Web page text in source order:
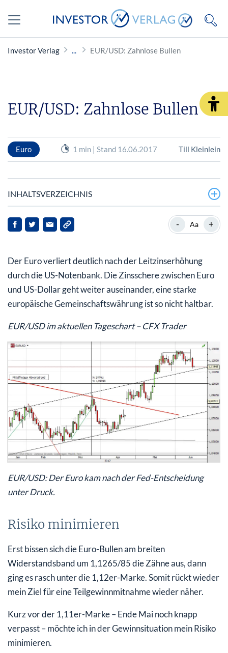
Investor Verlag EUR/USD: Zahnlose Bullen
EUR/USD: Zahnlose Bullen
Euro 1 min | Stand 16.06.2017 Till Kleinlein
INHALTSVERZEICHNIS
Risiko minimieren
- Aa +
Der Euro verliert deutlich nach der Leitzinserhöhung
durch die US-Notenbank. Die Zinsschere zwischen Euro
und US-Dollar geht weiter auseinander, eine starke
europäische Gemeinschaftswährung ist so nicht haltbar.
EUR/USD im aktuellen Tageschart – CFX Trader
EUR/USD: Der Euro kam nach der Fed-Entscheidung
unter Druck.
Risiko minimieren
Erst bissen sich die Euro-Bullen am breiten
Widerstandsband um 1,1265/85 die Zähne aus, dann
ging es rasch unter die 1,12er-Marke. Somit rückt wieder
mein Ziel für eine Teilgewinnmitnahme wieder näher.
Kurz vor der 1,11er-Marke – Ende Mai noch knapp
verpasst – möchte ich in der Gewinnsituation mein Risiko
minimieren.